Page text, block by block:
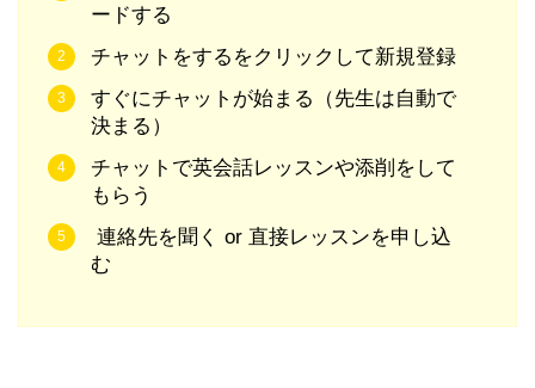
ードする
チャットをするをクリックして新規登録
すぐにチャットが始まる（先生は自動で
決まる）
チャットで英会話レッスンや添削をして
もらう
連絡先を聞く or 直接レッスンを申し込
む